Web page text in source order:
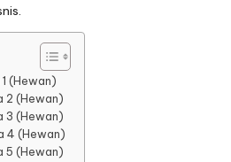
(Hewan)
2 (Hewan)
3 (Hewan)
4 (Hewan)
5 (Hewan)